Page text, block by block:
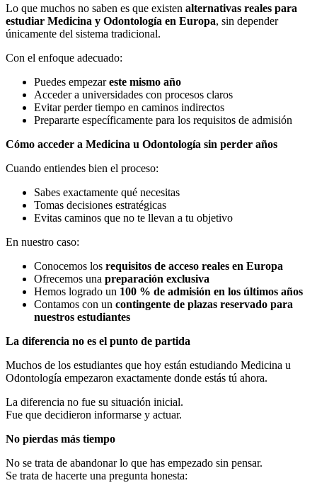
Lo que muchos no saben es que existen alternativas reales para
estudiar Medicina y Odontología en Europa, sin depender
únicamente del sistema tradicional.
Con el enfoque adecuado:
Puedes empezareste mismo año
Acceder a universidades con procesos claros
Evitar perder tiempo en caminos indirectos
Prepararte específicamente para los requisitos de admisión
Cómo acceder a Medicina u Odontología sin perder años
Cuando entiendes bien el proceso:
Sabes exactamente qué necesitas
Tomas decisiones estratégicas
Evitas caminos que no te llevan a tu objetivo
En nuestro caso:
Conocemos los requisitos de acceso reales en Europa
Ofrecemos una preparación exclusiva
Hemos logrado un 100 % de admisión en los últimos años
Contamos con un contingente de plazas reservado para
nuestros estudiantes
La diferencia no es el punto de partida
Muchos de los estudiantes que hoy están estudiando Medicina u
Odontología empezaron exactamente donde estás tú ahora.
La diferencia no fue su situación inicial.
Fue que decidieron informarse y actuar.
No pierdas más tiempo
No se trata de abandonar lo que has empezado sin pensar.
Se trata de hacerte una pregunta honesta: